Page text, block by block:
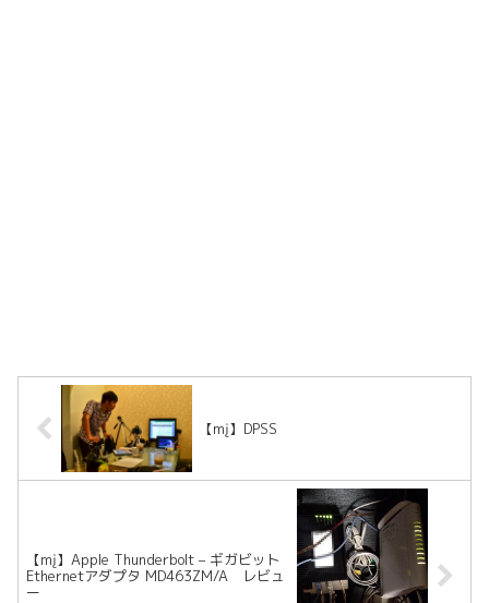
【mį】DPSS
【mį】Apple Thunderbolt – ギガビット
Ethernetアダプタ MD463ZM/A レビュ
ー